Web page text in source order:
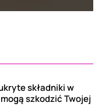
składniki w
szkodzić Twojej